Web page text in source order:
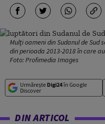
Mulți oameni din Sudanul de Sud
din perioada 2013-2018 în care
Foto: Profimedia Images
Urmărește Digi24în Google
Discover
DIN ARTICOL